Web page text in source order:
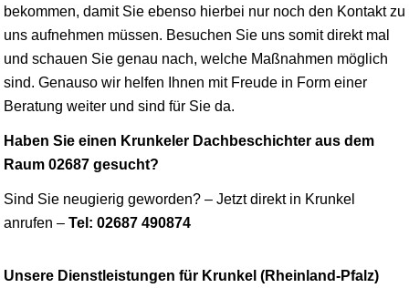
bekommen, damit Sie ebenso hierbei nur noch den Kontakt zu
uns aufnehmen müssen. Besuchen Sie uns somit direkt mal
und schauen Sie genau nach, welche Maßnahmen möglich
sind. Genauso wir helfen Ihnen mit Freude in Form einer
Beratung weiter und sind für Sie da.
Haben Sie einen Krunkeler Dachbeschichter aus dem
Raum 02687 gesucht?
Sind Sie neugierig geworden? – Jetzt direkt in Krunkel
anrufen – Tel: 02687 490874
Unsere Dienstleistungen für Krunkel (Rheinland-Pfalz)